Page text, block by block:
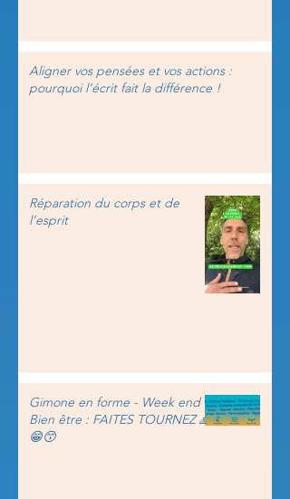
Aligner vos pensées et vos actions :
pourquoi l’écrit fait la différence !
Réparation du corps et de
l’esprit
Gimone en forme - Week end
Bien être : FAITES TOURNEZ 🙏
😁😙